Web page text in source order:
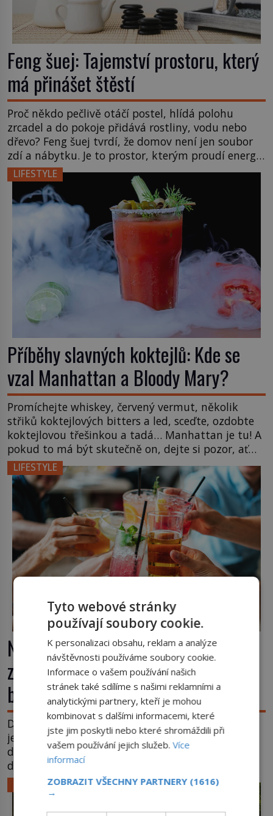
Feng šuej: Tajemství prostoru, který
má přinášet štěstí
Proč někdo pečlivě otáčí postel, hlídá polohu
zrcadel a do pokoje přidává rostliny, vodu nebo
dřevo? Feng šuej tvrdí, že domov není jen soubor
zdí a nábytku. Je to prostor, kterým proudí energie
čchi a jeho uspořádání může ovlivňovat, jak se v
něm člověk cítí. Feng šuej má kořeny ve staré Číně
a jeho historie […]
LIFESTYLE
Příběhy slavných koktejlů: Kde se
vzal Manhattan a Bloody Mary?
Promíchejte whiskey, červený vermut, několik
střiků koktejlových bitters a led, sceďte, ozdobte
koktejlovou třešinkou a tadá… Manhattan je tu! A
pokud to má být skutečně on, dejte si pozor, ať
místo klasické americké rye whiskey či klidně
bourbonu nepoužijete skotskou whisku. Co se
stane? Inu, koktejl bude stále skvělý, ale už to
nebude Manhattan ale […]
LIFESTYLE
Nápoj, která chutná po seně. Jak
znechucený Američan vymyslel
brčko
Dnes je brčko naprostou samozřejmostí. Jenže
ještě v 19. století lidé upíjejí limonády i koktejly
dutými stébly žita nebo žitné slámy. Fungují sice
dobře, mají ale jednu nepříjemnou vlastnost po
chvíli se rozmáčejí a nápoji dodávají travnatou
příchuť. Právě tahle drobná nepříjemnost přivede
LIFESTYLE
Tyto webové stránky
používají soubory cookie.
K personalizaci obsahu, reklam a analýze
návštěvnosti používáme soubory cookie.
Informace o vašem používání našich
stránek také sdílíme s našimi reklamními a
analytickými partnery, kteří je mohou
kombinovat s dalšími informacemi, které
jste jim poskytli nebo které shromáždili při
vašem používání jejich služeb.Více
informací
ZOBRAZIT VŠECHNY PARTNERY (1616)
→